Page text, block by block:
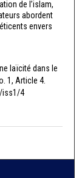
de l’islam,
abordent
envers
laïcité dans le
1, Article 4.
iss1/4